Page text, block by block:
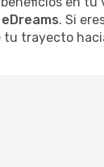
eDreams. Si
trayecto